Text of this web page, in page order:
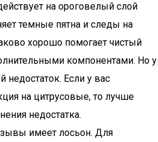
на ороговелый слой
темные пятна и следы на
хорошо помогает чистый
компонентами. Но у
недостаток. Если у вас
на цитрусовые, то лучше
недостатка.
имеет лосьон. Для